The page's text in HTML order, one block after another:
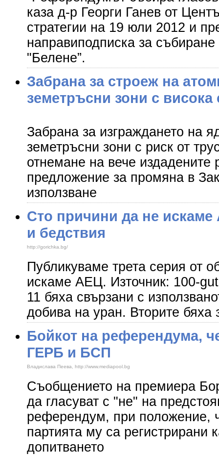
каза д-р Георги Ганев от
стратегии на 19 юли 2012 и
направиподписка за
"Белене”.
Забрана за строеж на
земетръсни зони с висока
Забрана за изграждането на
земетръсни зони с риск от
отнемане на вече издадените
предложение за промяна в
използване
Сто причини да не
и бедствия
http://gorichka.bg/
Публикуваме трета серия от
искаме АЕЦ. Източник: 100-
11 бяха свързани с
добива на уран. Вторите бяха
Бойкот на референдума,
ГЕРБ и БСП
Владислава Пеева, http://www.mediapool.bg
Съобщението на премиера
да гласуват с "не" на
референдум, при положение,
партията му са регистрирани
допитването